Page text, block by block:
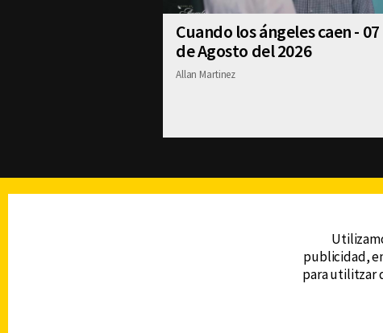
Cuando los ángeles caen - 07
de Agosto del 2026
Allan Martinez
DERECHOS RESERVADOS © CANAL 6 2026
Prohibida la reproducción total o parcial,
publicidad,
para utilitzar